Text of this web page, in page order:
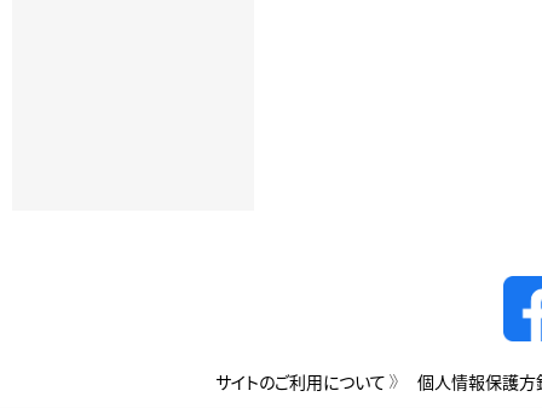
サイトのご利用について 個人情報保護方